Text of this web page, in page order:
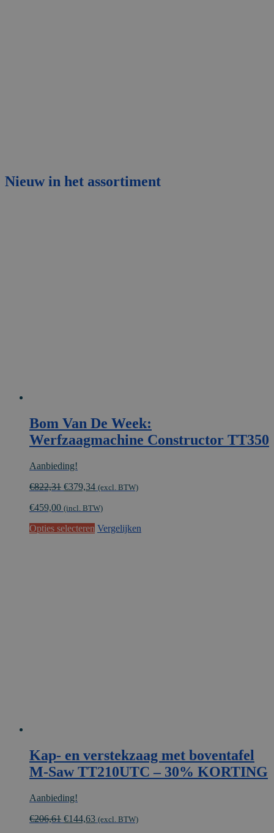
Nieuw in het assortiment
Bom Van De Week:
Werfzaagmachine Constructor TT350
Aanbieding!
€822,31 Oorspronkelijke
was:
€379,34Huidige
is:
(excl. BTW)
€459,00 (incl. BTW)
Opties selecteren Dit
Vergelijken
Kap- en verstekzaag met boventafel
M-Saw TT210UTC – 30% KORTING
Aanbieding!
€206,61 Oorspronkelijke
€144,63Huidige
(excl. BTW)